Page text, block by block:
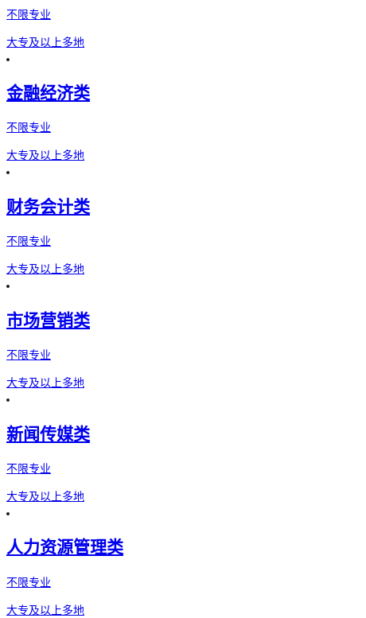
不限专业
大专及以上多地
金融经济类
不限专业
大专及以上多地
财务会计类
不限专业
大专及以上多地
市场营销类
不限专业
大专及以上多地
新闻传媒类
不限专业
大专及以上多地
人力资源管理类
不限专业
大专及以上多地